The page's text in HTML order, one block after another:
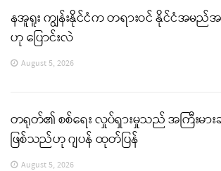
နအူရူး ကျွန်းနိုင်ငံက တရားဝင် နိုင်ငံအမည်အ
ဟု ပြောင်းလဲ
August 5, 2026
တရုတ်၏ စစ်ရေး လှုပ်ရှားမှုသည် အကြီးမား
ဖြစ်သည်ဟု ဂျပန် ထုတ်ပြန်
August 5, 2026